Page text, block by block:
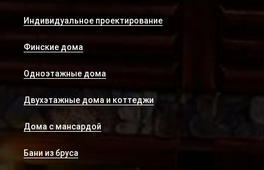
Индивидуальное проектирование
Финские дома
Одноэтажные дома
Двухэтажные дома и коттеджи
Дома с мансардой
Бани из бруса